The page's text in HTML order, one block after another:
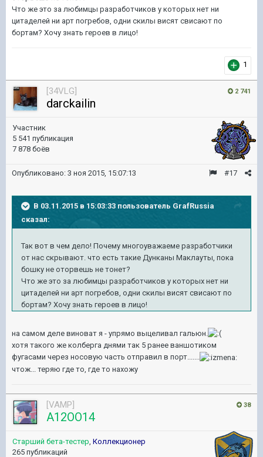
Что же это за любимцы разработчиков у которых нет ни
цитаделей ни арт погребов, одни скилы висят свисают по
бортам? Хочу знать героев в лицо!
1
2 741
[34VLG]
darckailin
Участник
5 541 публикация
7 878 боёв
#17
Опубликовано: 3 ноя 2015, 15:07:13
В 03.11.2015 в 15:03:33 пользователь GrafRussia
сказал:
Так вот в чем дело! Почему многоуважаеме разработчики
от нас скрывают. что есть такие Дунканы Маклауты, пока
бошку не оторвешь не тонет?
Что же это за любимцы разработчиков у которых нет ни
цитаделей ни арт погребов, одни скилы висят свисают по
бортам? Хочу знать героев в лицо!
на самом деле виноват я - упрямо выцеливал гальюн.
хотя такого же колберга днями так 5 ранее ваншотиком
фугасами через носовую часть отправил в порт.......
чтож... теряю где то, где то нахожу
38
[VAMP]
A12OO14
Старший бета-тестер Коллекционер
265 публикаций